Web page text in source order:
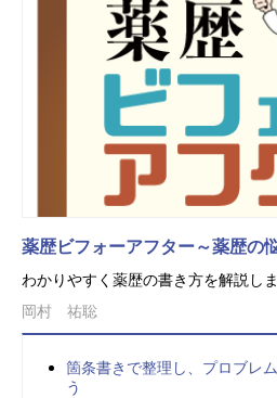
薬歴ビフォーアフター～薬歴の
わかりやすく薬歴の書き方を解説し
岡村 祐聡
箇条書きで整理し、プロブレ
う